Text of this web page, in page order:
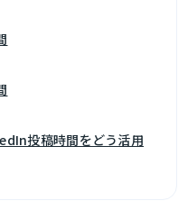
投稿時間をどう活用